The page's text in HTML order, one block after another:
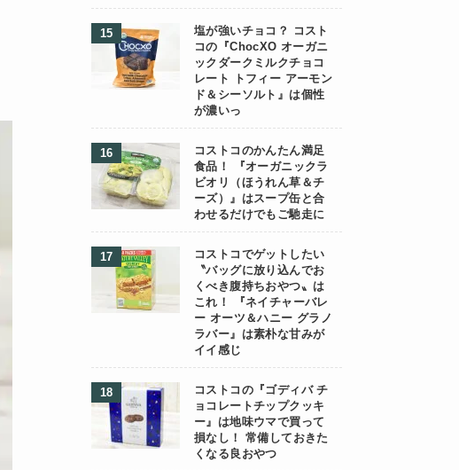
塩が強いチョコ？ コスト
コの『ChocXO オーガニ
ックダークミルクチョコ
レート トフィー アーモン
ド＆シーソルト』は個性
が濃いっ
コストコのかんたん満足
食品！ 『オーガニックラ
ビオリ（ほうれん草＆チ
ーズ）』はスープ缶と合
わせるだけでもご馳走に
コストコでゲットしたい
〝バッグに放り込んでお
くべき腹持ちおやつ〟は
これ！ 『ネイチャーバレ
ー オーツ＆ハニー グラノ
ラバー』は素朴な甘みが
イイ感じ
コストコの『ゴディバ チ
ョコレートチップクッキ
ー』は地味ウマで買って
損なし！ 常備しておきた
くなる良おやつ